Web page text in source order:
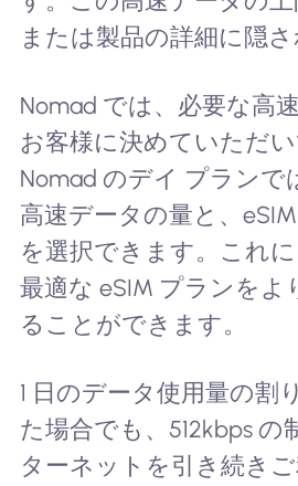
または製品の詳細に隠さ
Nomad では、必要な高
お客様に決めていただい
Nomad のデイ プランで
高速データの量と、
を選択できます。これ
最適な eSIM プランをよ
ることができます。
1 日のデータ使用量の割
た場合でも、512kbps の
ターネットを引き続き